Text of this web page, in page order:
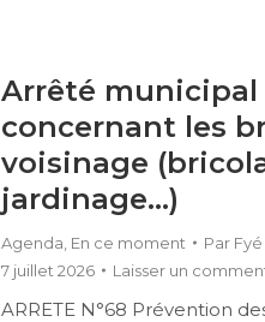
Arrêté municipal
concernant les
voisinage
jardinage…)
Agenda En ce moment Par
7 juillet 2026
Laisser un
ARRETE N°68 Prévention